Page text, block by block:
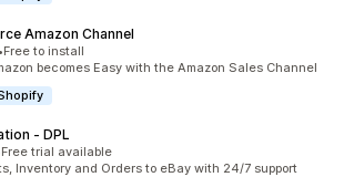
Amazon Channel
•Free to install
becomes Easy with the Amazon Sales Channel
‑ DPL
Free trial available
Inventory and Orders to eBay with 24/7 support